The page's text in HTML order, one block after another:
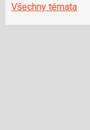
Všechny témata